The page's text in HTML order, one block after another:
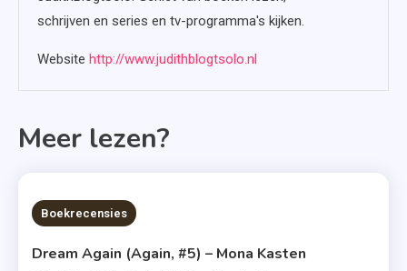
schrijven en series en tv-programma's kijken.
Website http://www.judithblogtsolo.nl
Meer lezen?
6 MINS READ
Boekrecensies
Dream Again (Again, #5) – Mona Kasten